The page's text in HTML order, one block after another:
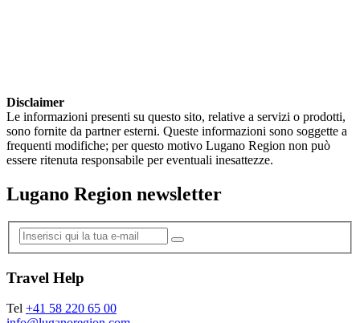
Disclaimer
Le informazioni presenti su questo sito, relative a servizi o prodotti,
sono fornite da partner esterni. Queste informazioni sono soggette a
frequenti modifiche; per questo motivo Lugano Region non può
essere ritenuta responsabile per eventuali inesattezze.
Lugano Region newsletter
Travel Help
Tel +41 58 220 65 00